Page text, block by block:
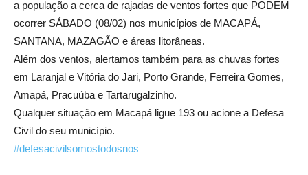
a população a cerca de rajadas de ventos fortes que PODEM
ocorrer SÁBADO (08/02) nos municípios de MACAPÁ,
SANTANA, MAZAGÃO e áreas litorâneas.
Além dos ventos, alertamos também para as chuvas fortes
em Laranjal e Vitória do Jari, Porto Grande, Ferreira Gomes,
Amapá, Pracuúba e Tartarugalzinho.
Qualquer situação em Macapá ligue 193 ou acione a Defesa
Civil do seu município.
#defesacivilsomostodosnos